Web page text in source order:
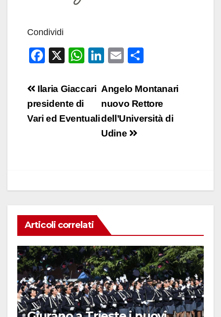
Condividi
F
c
e
b
X
W
at
A
Li
k
e
dI
n
E
ail n
di
vi
Navigazione
articoli
Angelo Montanari
nuovo Rettore
dell’Università di
Udine
Ilaria Giaccari
presidente di
Vari ed Eventuali
Articoli correlati